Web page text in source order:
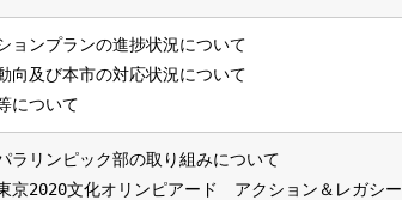
ョンプランの進捗状況について
向及び本市の対応状況について
について
ラリンピック部の取り組みについて
京2020文化オリンピアード アクション＆レガシー